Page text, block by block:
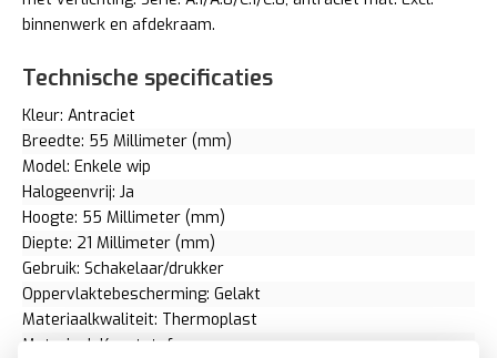
binnenwerk en afdekraam.
Technische specificaties
Kleur: Antraciet
Breedte: 55 Millimeter (mm)
Model: Enkele wip
Halogeenvrij: Ja
Hoogte: 55 Millimeter (mm)
Diepte: 21 Millimeter (mm)
Gebruik: Schakelaar/drukker
Oppervlaktebescherming: Gelakt
Materiaalkwaliteit: Thermoplast
Materiaal: Kunststof